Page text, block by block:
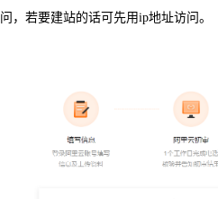
问，若要建站的话可先用ip地址访问。